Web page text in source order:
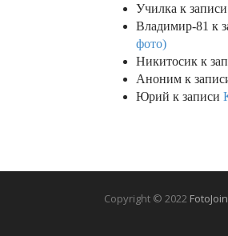
Училка к записи
Владимир-81 к
фото)
Никитосик к
Аноним к
Юрий к записи
Copyright © 2022 FotoJoin